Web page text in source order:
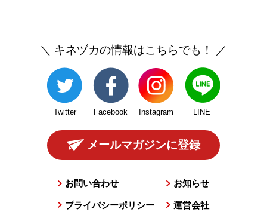
＼ キネヅカの情報はこちらでも！ ／
Twitter Facebook Instagram LINE
メールマガジンに登録
お問い合わせ
プライバシーポリシー
お知らせ
運営会社